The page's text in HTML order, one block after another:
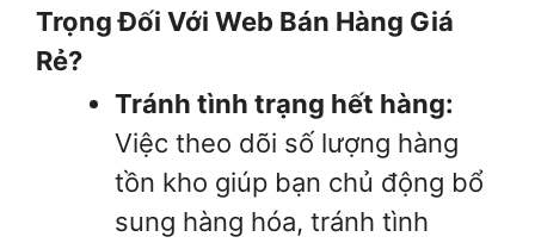
Trọng Đối Với Web Bán Hàng Giá
Rẻ?
Tránh tình trạng hết hàng:
Việc theo dõi số lượng hàng
tồn kho giúp bạn chủ động bổ
sung hàng hóa, tránh tình